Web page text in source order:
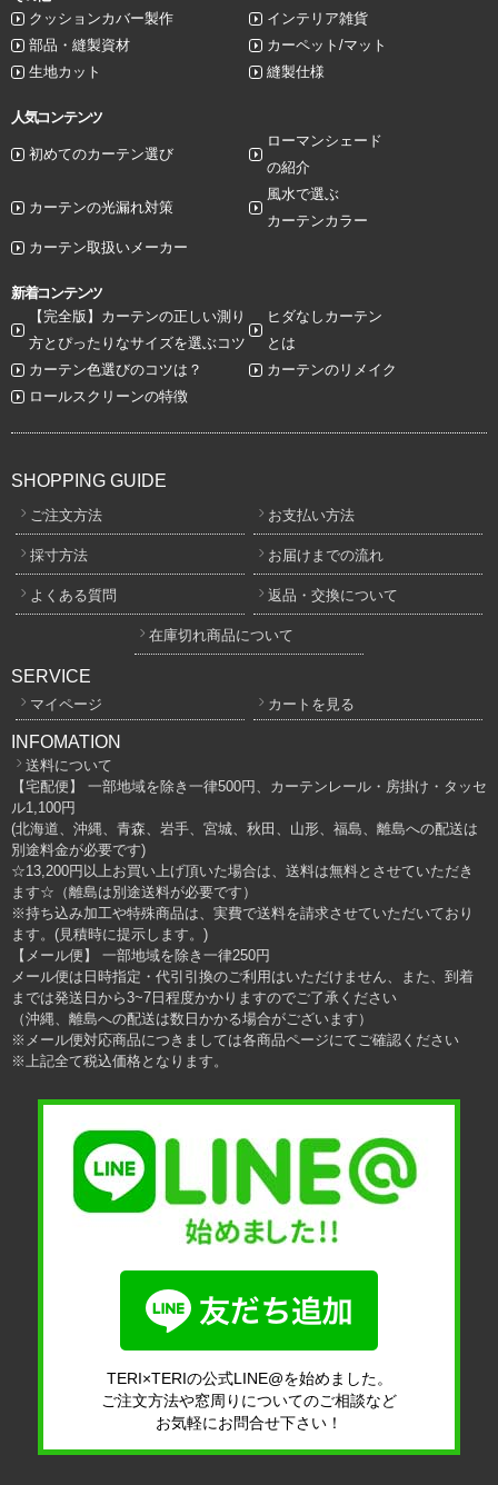
クッションカバー製作
インテリア雑貨
部品・縫製資材
カーペット/マット
生地カット
縫製仕様
人気コンテンツ
初めてのカーテン選び
ローマンシェード
の紹介
カーテンの光漏れ対策
風水で選ぶ
カーテンカラー
カーテン取扱いメーカー
新着コンテンツ
【完全版】カーテンの正しい測り
方とぴったりなサイズを選ぶコツ
ヒダなしカーテン
とは
カーテン色選びのコツは？
カーテンのリメイク
ロールスクリーンの特徴
SHOPPING GUIDE
ご注文方法 お支払い方法
採寸方法 お届けまでの流れ
よくある質問 返品・交換について
在庫切れ商品について
SERVICE
マイページ カートを見る
INFOMATION
送料について
【宅配便】 一部地域を除き一律500円、カーテンレール・房掛け・タッセ
ル1,100円
(北海道、沖縄、青森、岩手、宮城、秋田、山形、福島、離島への配送は
別途料金が必要です)
☆13,200円以上お買い上げ頂いた場合は、送料は無料とさせていただき
ます☆（離島は別途送料が必要です）
※持ち込み加工や特殊商品は、実費で送料を請求させていただいており
ます。(見積時に提示します。)
【メール便】 一部地域を除き一律250円
メール便は日時指定・代引引換のご利用はいただけません、また、到着
までは発送日から3~7日程度かかりますのでご了承ください
（沖縄、離島への配送は数日かかる場合がございます）
※メール便対応商品につきましては各商品ページにてご確認ください
※上記全て税込価格となります。
TERI×TERIの公式LINE@を始めました。
ご注文方法や窓周りについてのご相談など
お気軽にお問合せ下さい！